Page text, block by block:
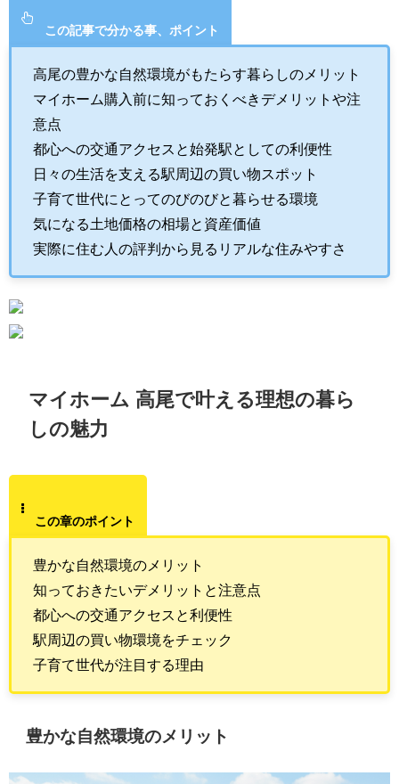
この記事で分かる事、ポイント
高尾の豊かな自然環境がもたらす暮らしのメリット
マイホーム購入前に知っておくべきデメリットや注
意点
都心への交通アクセスと始発駅としての利便性
日々の生活を支える駅周辺の買い物スポット
子育て世代にとってのびのびと暮らせる環境
気になる土地価格の相場と資産価値
実際に住む人の評判から見るリアルな住みやすさ
マイホーム 高尾で叶える理想の暮ら
しの魅力
この章のポイント
豊かな自然環境のメリット
知っておきたいデメリットと注意点
都心への交通アクセスと利便性
駅周辺の買い物環境をチェック
子育て世代が注目する理由
豊かな自然環境のメリット